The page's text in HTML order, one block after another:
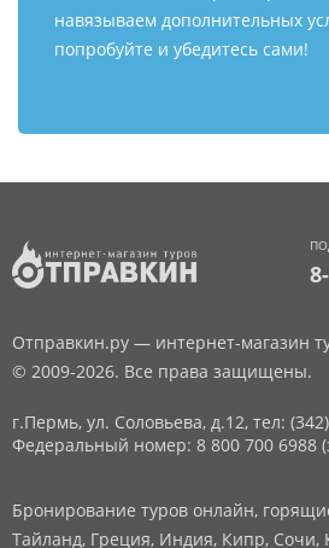
навязываем дополнительных
попробуйте и убедитесь сами!
Отправкин.ру — интернет-магазин
© 2009-2026. Все права защищены.
г.Пермь, ул. Соловьева, д.12, тел:
Федеральный номер: 8 800 700 6988
Бронирование туров онлайн,
Тайланд, Греция, Индия, Кипр,